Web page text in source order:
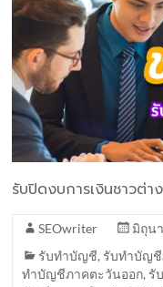
รับปิดงบการเงินชาวต่
SEOwriter
มิถุน
รับทำบัญชี, รับทำบัญชี
ทำบัญชีภาคตะวันออก, รั